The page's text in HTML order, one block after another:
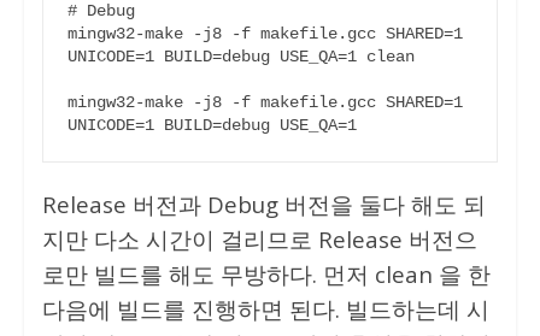
# Debug
mingw32-make -j8 -f makefile.gcc SHARED=1
UNICODE=1 BUILD=debug USE_QA=1 clean
mingw32-make -j8 -f makefile.gcc SHARED=1
UNICODE=1 BUILD=debug USE_QA=1
Release 버전과 Debug 버전을 둘다 해도 되
지만 다소 시간이 걸리므로 Release 버전으
로만 빌드를 해도 무방하다. 먼저 clean 을 한
다음에 빌드를 진행하면 된다. 빌드하는데 시